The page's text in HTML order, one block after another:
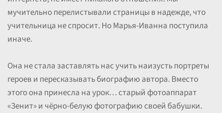
мучительно перелистывали страницы в надежде, что
учительница не спросит. Но Марья-Иванна поступила
иначе.
Она не стала заставлять нас учить наизусть портреты
героев и пересказывать биографию автора. Вместо
этого она принесла на урок… старый фотоаппарат
«Зенит» и чёрно-белую фотографию своей бабушки.